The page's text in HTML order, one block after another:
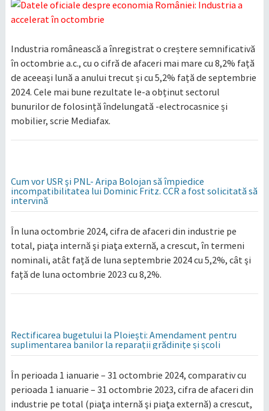
Industria românească a înregistrat o creștere semnificativă
în octombrie a.c., cu o cifră de afaceri mai mare cu 8,2% față
de aceeași lună a anului trecut și cu 5,2% față de septembrie
2024. Cele mai bune rezultate le-a obținut sectorul
bunurilor de folosință îndelungată -electrocasnice și
mobilier, scrie Mediafax.
Cum vor USR şi PNL- Aripa Bolojan să împiedice
incompatibilitatea lui Dominic Fritz. CCR a fost solicitată să
intervină
În luna octombrie 2024, cifra de afaceri din industrie pe
total, piaţa internă şi piaţa externă, a crescut, în termeni
nominali, atât față de luna septembrie 2024 cu 5,2%, cât şi
față de luna octombrie 2023 cu 8,2%.
Rectificarea bugetului la Ploiești: Amendament pentru
suplimentarea banilor la reparații grădinițe și școli
În perioada 1 ianuarie – 31 octombrie 2024, comparativ cu
perioada 1 ianuarie – 31 octombrie 2023, cifra de afaceri din
industrie pe total (piaţa internă şi piaţa externă) a crescut,